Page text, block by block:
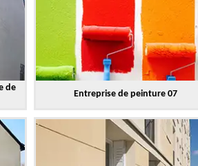
de
Entreprise de peinture 07